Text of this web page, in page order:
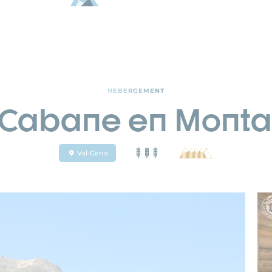
HEBERGEMENT
en
Val-Cenis